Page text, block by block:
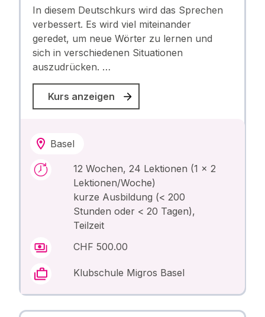
In diesem Deutschkurs wird das Sprechen
verbessert. Es wird viel miteinander
geredet, um neue Wörter zu lernen und
sich in verschiedenen Situationen
auszudrücken. …
Kurs anzeigen
Basel
12 Wochen, 24 Lektionen (1 x 2
Lektionen/Woche)
kurze Ausbildung (< 200
Stunden oder < 20 Tagen),
Teilzeit
CHF 500.00
Klubschule Migros Basel